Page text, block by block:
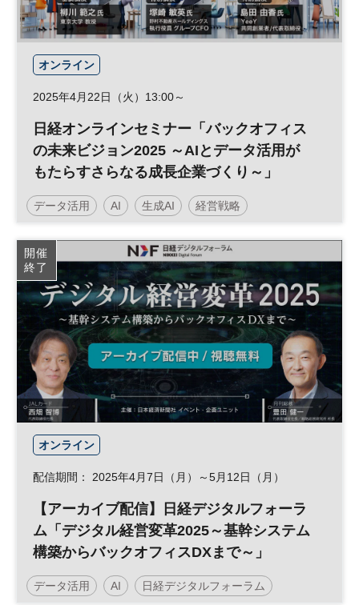
オンライン
2025年4月22日（火）13:00～
日経オンラインセミナー「バックオフィス
の未来ビジョン2025 ～AIとデータ活用が
もたらすさらなる成長企業づくり～」
データ活用 AI 生成AI 経営戦略
バックオフィス DX
日経オンラインセミナー
開催
終了
オンライン
配信期間： 2025年4月7日（月）～5月12日（月）
【アーカイブ配信】日経デジタルフォーラ
ム「デジタル経営変革2025～基幹システム
構築からバックオフィスDXまで～」
データ活用 AI 日経デジタルフォーラム